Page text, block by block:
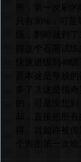
所，第一次刷
只有30%，可
级，刹时就到
得这个石阁试
快速进级到40级
原本这是夸姣
多了？这是很
的，可是没想
却，直接把所
得。就如许被
个舆图第一次